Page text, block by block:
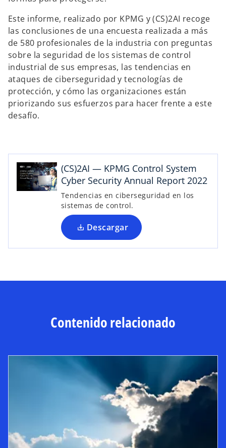
e
a
e
a
Este informe, realizado por KPMG y (CS)2AI recoge
las conclusiones de una encuesta realizada a más
de 580 profesionales de la industria con preguntas
sobre la seguridad de los sistemas de control
industrial de sus empresas, las tendencias en
ataques de ciberseguridad y tecnologías de
protección, y cómo las organizaciones están
priorizando sus esfuerzos para hacer frente a este
desafío.
(CS)2AI — KPMG Control System
Cyber Security Annual Report 2022
Tendencias en ciberseguridad en los
sistemas de control.
Descargar
s
e
n
u
n
a
e
s
ñ
u
e
a
Contenido relacionado